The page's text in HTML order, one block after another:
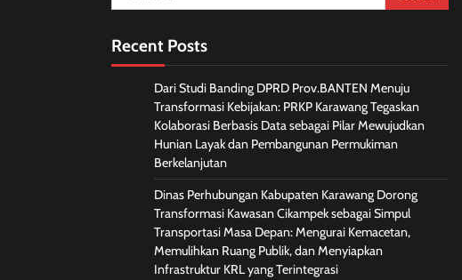
for:
Recent Posts
Dari Studi Banding DPRD Prov.BANTEN Menuju
Transformasi Kebijakan: PRKP Karawang Tegaskan
Kolaborasi Berbasis Data sebagai Pilar Mewujudkan
Hunian Layak dan Pembangunan Permukiman
Berkelanjutan
Dinas Perhubungan Kabupaten Karawang Dorong
Transformasi Kawasan Cikampek sebagai Simpul
Transportasi Masa Depan: Mengurai Kemacetan,
Memulihkan Ruang Publik, dan Menyiapkan
Infrastruktur KRL yang Terintegrasi